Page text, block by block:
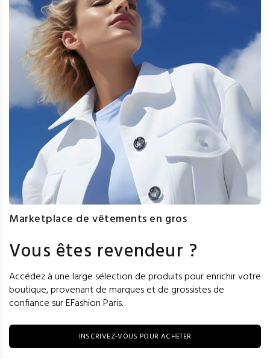
Marketplace de vêtements en gros
Vous êtes revendeur ?
Accédez à une large sélection de produits pour enrichir votre
boutique, provenant de marques et de grossistes de
confiance sur EFashion Paris.
INSCRIVEZ-VOUS POUR ACHETER